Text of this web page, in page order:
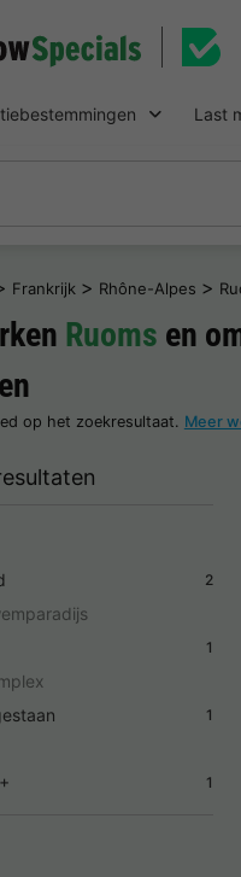
Last
Frankrijk > Rhône-Alpes >
Ruoms en
op het zoekresultaat. Meer
2
1
1
1